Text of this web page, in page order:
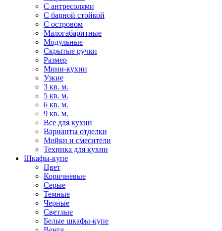
С антресолями
С барной стойкой
С островом
Малогабаритные
Модульные
Скрытые ручки
Размер
Мини-кухни
Узкие
3 кв. м.
5 кв. м.
6 кв. м.
9 кв. м.
Все для кухни
Варианты отделки
Мойки и смесители
Техника для кухни
Шкафы-купе
Цвет
Коричневые
Серые
Темные
Черные
Светлые
Белые шкафы-купе